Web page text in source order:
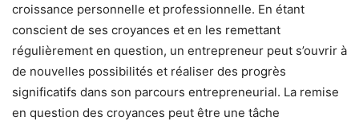
croissance personnelle et professionnelle. En étant
conscient de ses croyances et en les remettant
régulièrement en question, un entrepreneur peut s’ouvrir à
de nouvelles possibilités et réaliser des progrès
significatifs dans son parcours entrepreneurial. La remise
en question des croyances peut être une tâche